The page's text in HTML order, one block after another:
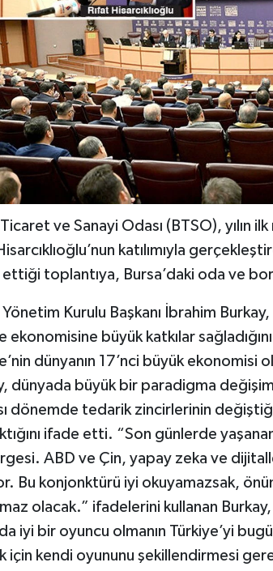
ve Sanayi Odası (BTSO), yılın
katılımıyla
toplantıya, Bursa’daki oda ve
Yönetim Kurulu Başkanı İbrahim
ekonomisine büyük katkılar
dünyanın 17’nci büyük ekonomisi
dünyada büyük bir paradigma
dönemde tedarik zincirlerinin
ifade etti. “Son günlerde
ABD ve Çin, yapay zeka ve
Bu konjonktürü iyi okuyamazsak,
olacak.” ifadelerini kullanan
iyi bir oyuncu olmanın Türkiye’yi
için kendi oyununu şekillendirmesi